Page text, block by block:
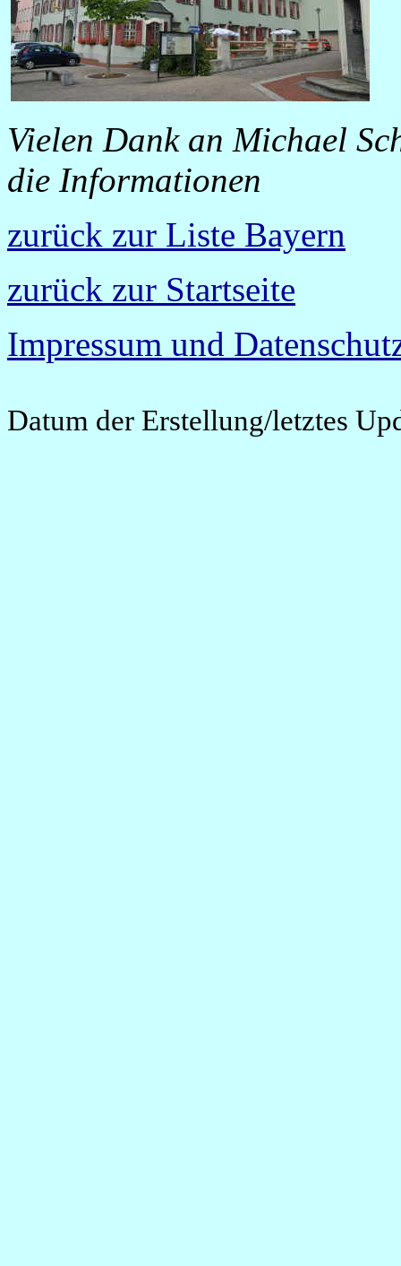
Vielen Dank an Michael
die Informationen
zurück zur Liste Bayern
zurück zur Startseite
Impressum und
Datum der Erstellung/letztes